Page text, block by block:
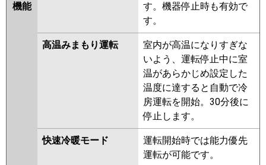
機能
す。機器停止時も有効で
す。
高温みまもり運転
室内が高温になりすぎな
いよう、運転停止中に室
温があらかじめ設定した
温度に達すると自動で冷
房運転を開始。30分後に
停止します。
快速冷暖モード
運転開始時では能力優先
運転が可能です。